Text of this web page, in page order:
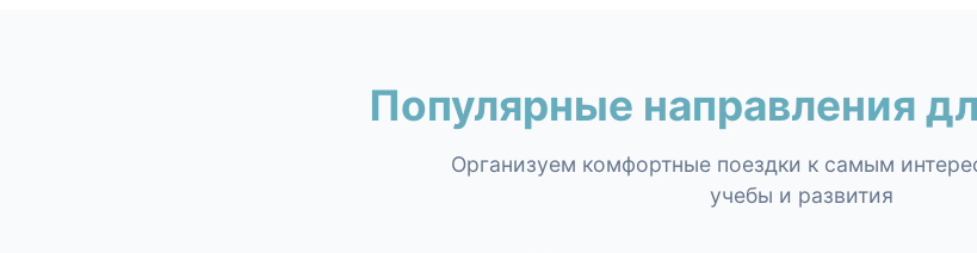
Популярные направления
Организуем комфортные поездки к самым
учебы и развития